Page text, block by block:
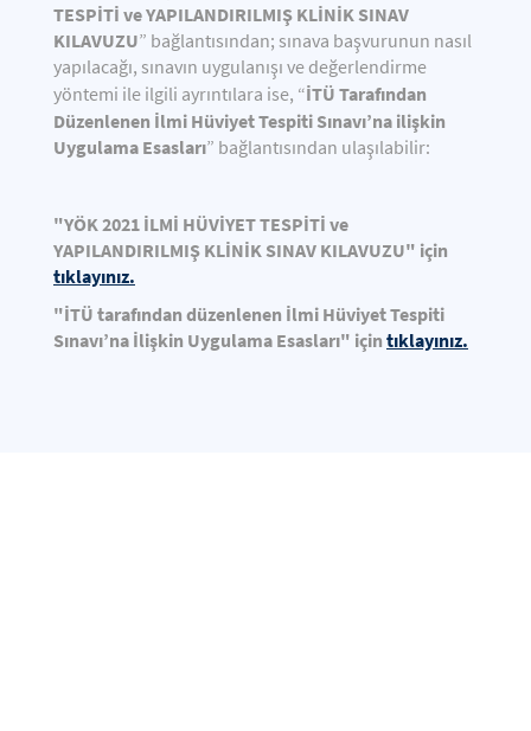
TESPİTİ ve YAPILANDIRILMIŞ KLİNİK SINAV
KILAVUZU” bağlantısından; sınava başvurunun nasıl
yapılacağı, sınavın uygulanışı ve değerlendirme
yöntemi ile ilgili ayrıntılara ise, “İTÜ Tarafından
Düzenlenen İlmi Hüviyet Tespiti Sınavı’na ilişkin
Uygulama Esasları” bağlantısından ulaşılabilir:
"YÖK 2021 İLMİ HÜVİYET TESPİTİ ve
YAPILANDIRILMIŞ KLİNİK SINAV KILAVUZU" için
tıklayınız.
"İTÜ tarafından düzenlenen İlmi Hüviyet Tespiti
Sınavı’na İlişkin Uygulama Esasları" için tıklayınız.